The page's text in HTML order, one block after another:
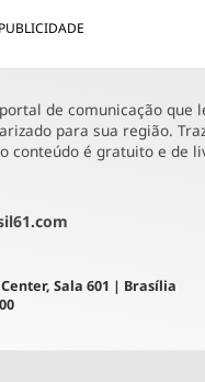
PUBLICIDADE
de comunicação que
para sua região.
conteúdo é gratuito e de
Sala 601 | Brasília